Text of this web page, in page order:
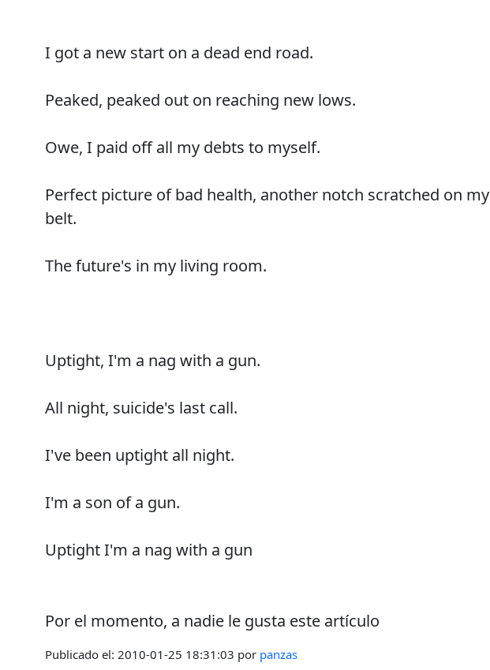
I got a new start on a dead end road.
Peaked, peaked out on reaching new lows.
Owe, I paid off all my debts to myself.
Perfect picture of bad health, another notch scratched on my
belt.
The future's in my living room.
Uptight, I'm a nag with a gun.
All night, suicide's last call.
I've been uptight all night.
I'm a son of a gun.
Uptight I'm a nag with a gun
Por el momento, a nadie le gusta este artículo
Publicado el: 2010-01-25 18:31:03 por panzas